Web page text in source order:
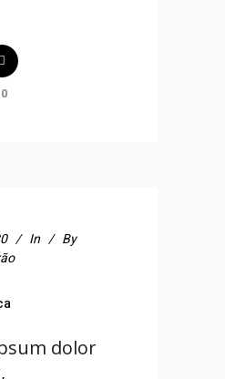
0
In
By
dolor